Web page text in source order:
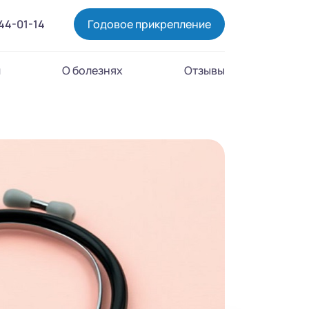
01-14 Годовое прикрепление
О болезнях Отзывы